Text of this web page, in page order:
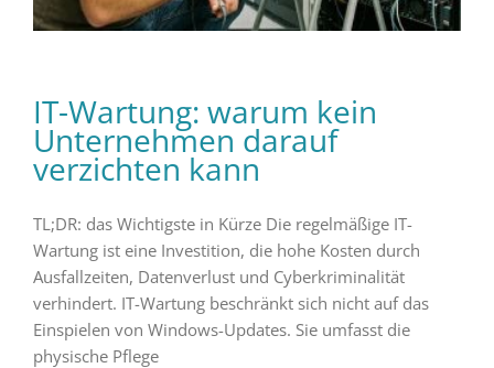
IT-Wartung: warum kein
Unternehmen darauf
verzichten kann
TL;DR: das Wichtigste in Kürze Die regelmäßige IT-
Wartung ist eine Investition, die hohe Kosten durch
Ausfallzeiten, Datenverlust und Cyberkriminalität
verhindert. IT-Wartung beschränkt sich nicht auf das
Einspielen von Windows-Updates. Sie umfasst die
physische Pflege